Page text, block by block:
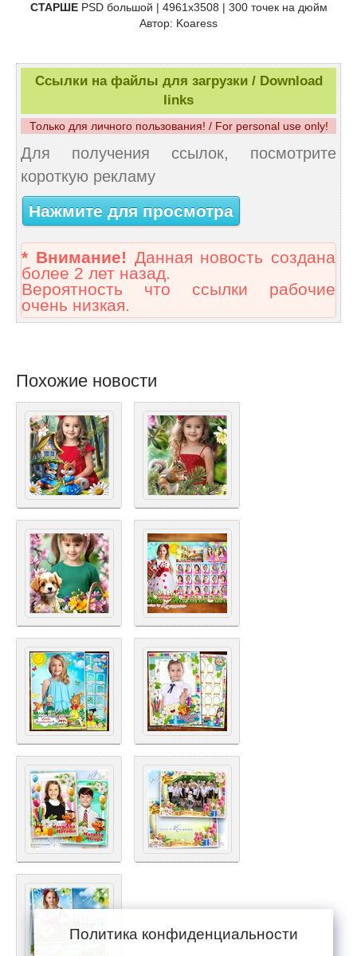
СТАРШЕPSD большой | 4961x3508 | 300 точек на дюйм
Автор: Koaress
Ссылки на файлы для загрузки / Download
links
Только для личного пользования! / For personal use only!
Для получения ссылок, посмотрите
короткую рекламу
Нажмите для просмотра
* Внимание! Данная новость создана
более 2 лет назад.
Вероятность что ссылки рабочие
очень низкая.
Похожие новости
Политика конфиденциальности